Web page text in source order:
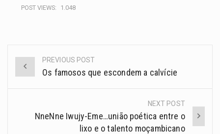
POST VIEWS: 1.048
PREVIOUS POST
Os famosos que escondem a calvície
NEXT POST
NneNne Iwujy-Eme…união poética entre o
lixo e o talento moçambicano